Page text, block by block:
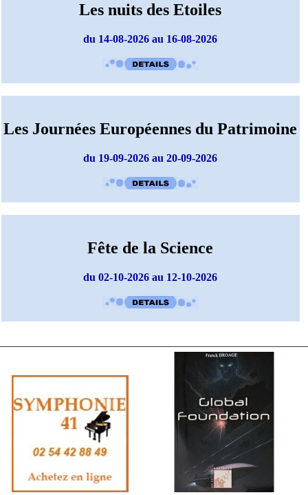
Les nuits des Etoiles
du 14-08-2026 au 16-08-2026
Les Journées Européennes du Patrimoine
du 19-09-2026 au 20-09-2026
Fête de la Science
du 02-10-2026 au 12-10-2026